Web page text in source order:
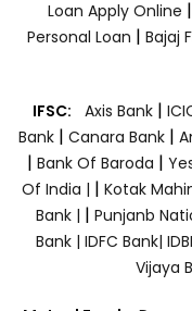
Loan Apply Online |
Personal Loan | Bajaj
IFSC: Axis Bank |
Bank| Canara Bank |
| Bank Of Baroda |
Of India | | Kotak
Bank | | Punjanb
Bank | IDFC Bank|
Vijaya